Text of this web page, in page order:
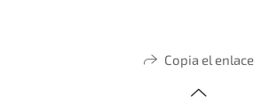
Copia el enlace